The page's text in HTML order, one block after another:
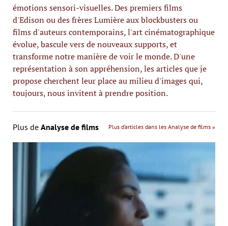
émotions sensori-visuelles. Des premiers films
d'Edison ou des frères Lumière aux blockbusters ou
films d'auteurs contemporains, l'art cinématographique
évolue, bascule vers de nouveaux supports, et
transforme notre manière de voir le monde. D'une
représentation à son appréhension, les articles que je
propose cherchent leur place au milieu d'images qui,
toujours, nous invitent à prendre position.
Plus de Analyse de films Plus d’articles dans les Analyse de films »